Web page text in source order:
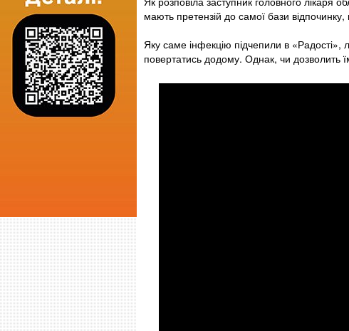
мають претензій до самої бази
Яку саме інфекцію підчепили в «Радості»,
повертатись додому. Однак, чи дозволить